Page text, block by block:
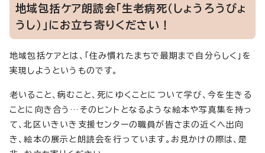
地域包括ケア朗読会「生老病死（しょうろうびょ
うし）」にお立ち寄りください！
地域包括ケアとは、「住み慣れたまちで最期まで自分らしく」を
実現しようというものです。
老いること、病むこと、死にゆくことについて学び、今を生きる
ことに向き合う…そのヒントとなるような絵本や写真集を持っ
て、北区いきいき支援センターの職員が皆さまの近くへ出向
き、絵本の展示と朗読会を行っています。お見かけの際は、是